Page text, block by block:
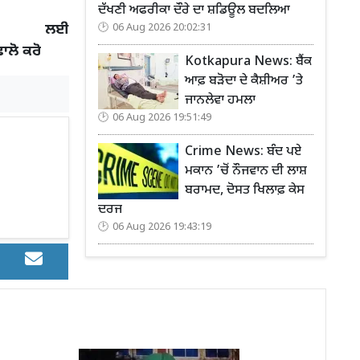
ਕਰੋ
ਦੱਖਣੀ ਅਫਰੀਕਾ ਦੌਰੇ ਦਾ ਸ਼ਡਿਊਲ ਬਦਲਿਆ
06 Aug 2026 20:02:31
Kotkapura News: ਬੈਂਕ
ਆਫ਼ ਬੜੋਦਾ ਦੇ ਕੈਸ਼ੀਅਰ ’ਤੇ
ਜਾਨਲੇਵਾ ਹਮਲਾ
06 Aug 2026 19:51:49
Crime News: ਬੰਦ ਪਏ
ਮਕਾਨ ’ਚੋਂ ਨੌਜਵਾਨ ਦੀ ਲਾਸ਼
ਬਰਾਮਦ, ਦੋਸਤ ਖਿਲਾਫ਼ ਕੇਸ
ਦਰਜ
06 Aug 2026 19:43:19